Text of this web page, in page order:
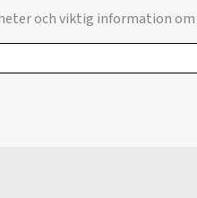
och viktig information om